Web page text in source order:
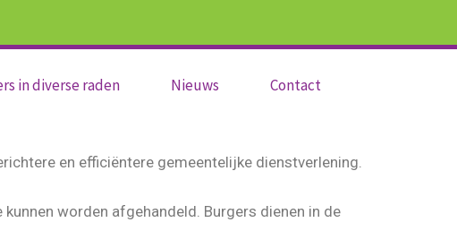
in diverse raden Nieuws Contact
en efficiëntere gemeentelijke dienstverlening.
worden afgehandeld. Burgers dienen in de